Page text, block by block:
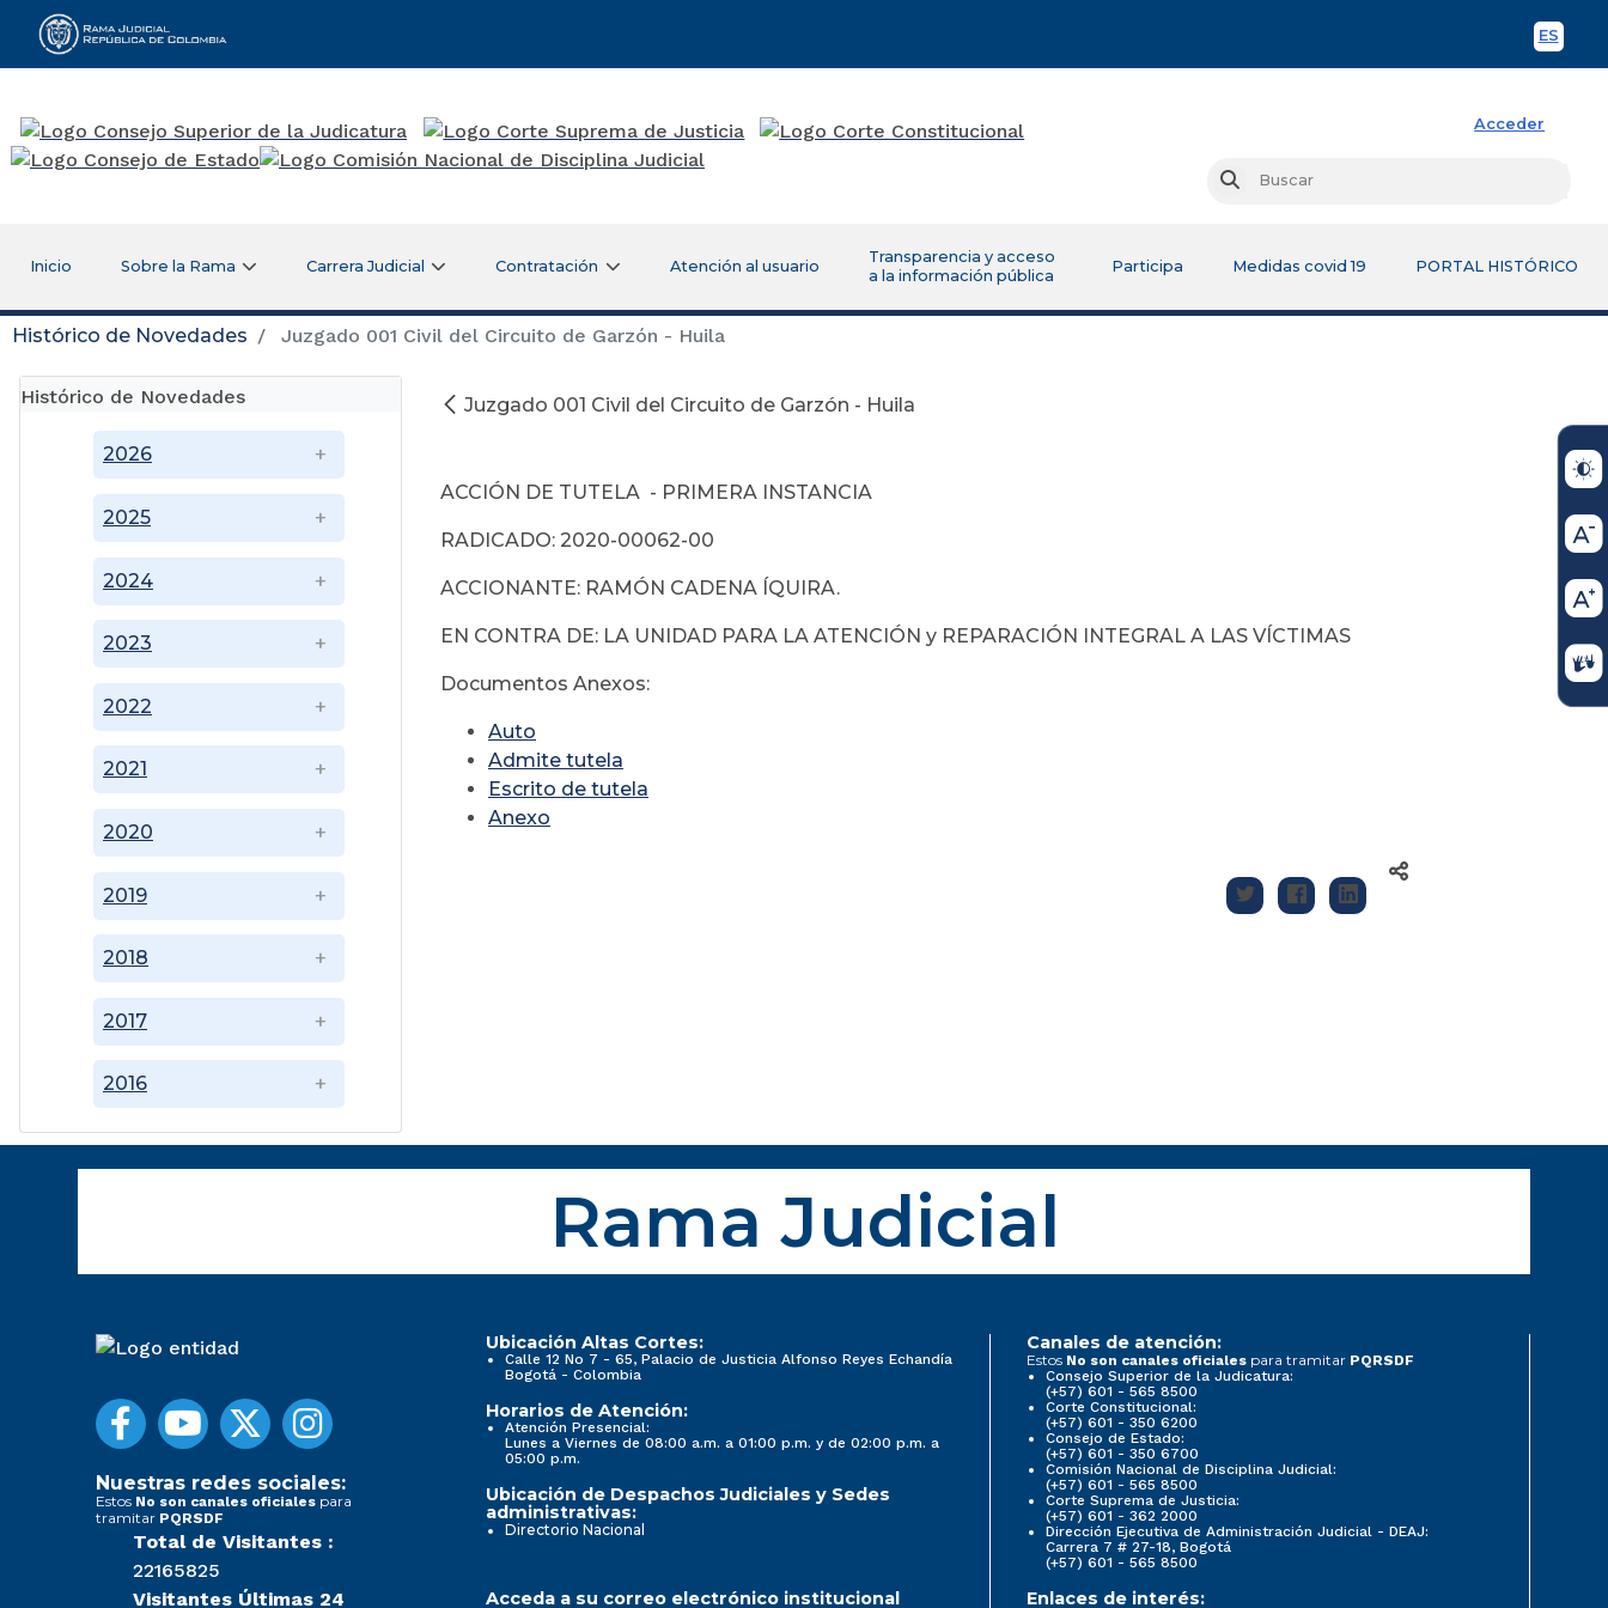
ES
Rama Judicial
Acceder
Buscar
Inicio Sobre la Rama Carrera Judicial Contratación Atención al usuario
Transparencia y acceso
a la información pública
Participa Medidas covid 19 PORTAL HISTÓRICO
Histórico de Novedades Juzgado 001 Civil del Circuito de Garzón - Huila
Histórico de Novedades
2016
2017
2018
2019
2020
2021
2022
2023
2024
2025
2026
Juzgado 001 Civil del Circuito de Garzón - Huila
ACCIÓN DE TUTELA - PRIMERA INSTANCIA
RADICADO: 2020-00062-00
ACCIONANTE: RAMÓN CADENA ÍQUIRA.
EN CONTRA DE: LA UNIDAD PARA LA ATENCIÓN y REPARACIÓN INTEGRAL A LAS VÍCTIMAS
Documentos Anexos:
Auto
Admite tutela
Escrito de tutela
Anexo
Rama Judicial
Nuestras redes sociales:
Estos No son canales oficiales para
tramitar PQRSDF
Total de Visitantes :
22165825
Visitantes Últimas 24
Ubicación Altas Cortes:
Calle 12 No 7 - 65, Palacio de Justicia Alfonso Reyes Echandía
Bogotá - Colombia
Horarios de Atención:
Atención Presencial:
Lunes a Viernes de 08:00 a.m. a 01:00 p.m. y de 02:00 p.m. a
05:00 p.m.
Ubicación de Despachos Judiciales y Sedes
administrativas:
Directorio Nacional
Canales de atención:
Estos No son canales oficiales para tramitar PQRSDF
Consejo Superior de la Judicatura:
(+57) 601 - 565 8500
Corte Constitucional:
(+57) 601 - 350 6200
Consejo de Estado:
(+57) 601 - 350 6700
Comisión Nacional de Disciplina Judicial:
(+57) 601 - 565 8500
Corte Suprema de Justicia:
(+57) 601 - 362 2000
Dirección Ejecutiva de Administración Judicial - DEAJ:
Carrera 7 # 27-18, Bogotá
(+57) 601 - 565 8500
Acceda a su correo electrónico institucional Enlaces de interés: